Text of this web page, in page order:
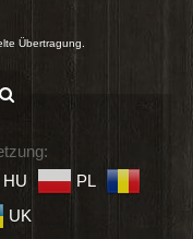
Übertragung.
HU
PL
UK